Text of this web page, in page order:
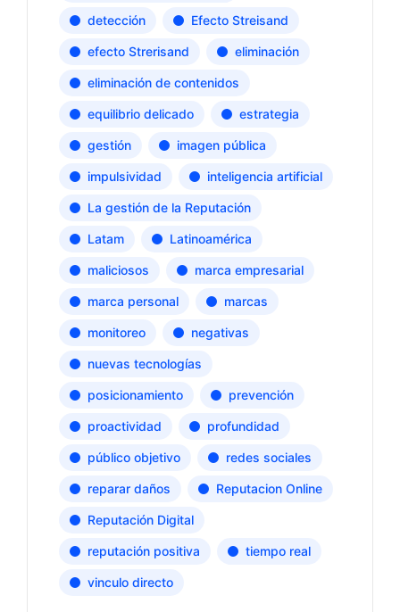
detección Efecto Streisand
efecto Strerisand eliminación
eliminación de contenidos
equilibrio delicado estrategia
gestión imagen pública
impulsividad inteligencia artificial
La gestión de la Reputación
Latam Latinoamérica
maliciosos marca empresarial
marca personal marcas
monitoreo negativas
nuevas tecnologías
posicionamiento prevención
proactividad profundidad
público objetivo redes sociales
reparar daños Reputacion Online
Reputación Digital
reputación positiva tiempo real
vinculo directo